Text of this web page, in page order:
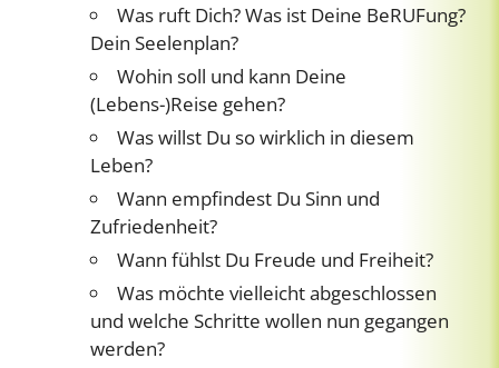
Was ruft Dich? Was ist Deine BeRUFung?
Dein Seelenplan?
Wohin soll und kann Deine
(Lebens-)Reise gehen?
Was willst Du so wirklich in diesem
Leben?
Wann empfindest Du Sinn und
Zufriedenheit?
Wann fühlst Du Freude und Freiheit?
Was möchte vielleicht abgeschlossen
und welche Schritte wollen nun gegangen
werden?